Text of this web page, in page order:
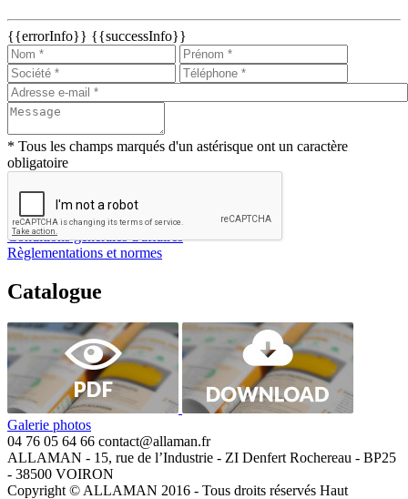
{{errorInfo}} {{successInfo}}
* Tous les champs marqués d'un astérisque ont un caractère
obligatoire
Conditions générales d'affaires
Règlementations et normes
Catalogue
Galerie photos
04 76 05 64 66 contact@allaman.fr
ALLAMAN - 15, rue de l’Industrie - ZI Denfert Rochereau - BP25
- 38500 VOIRON
Copyright © ALLAMAN 2016 - Tous droits réservés Haut